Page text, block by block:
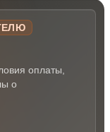
оплаты,
о